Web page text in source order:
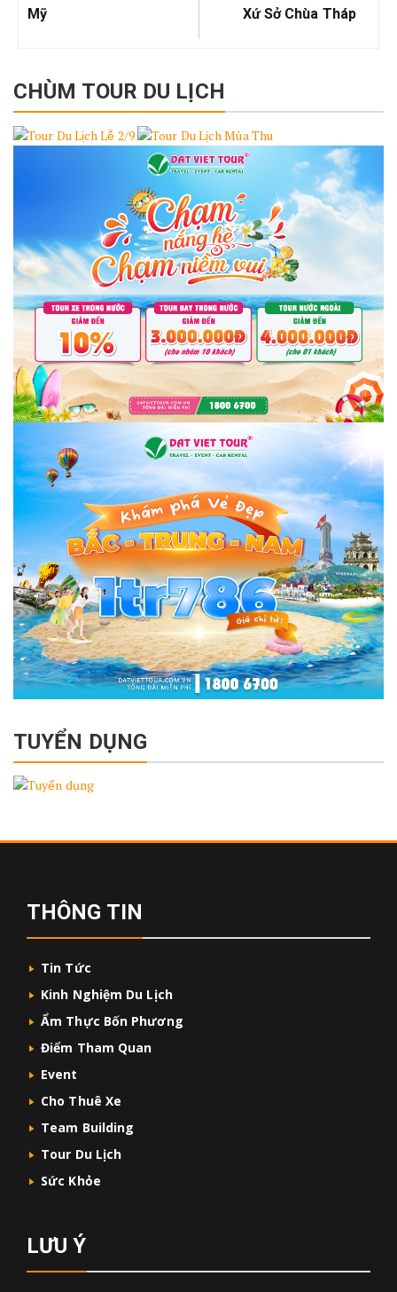
Mỹ
Xứ Sở Chùa Tháp
CHÙM TOUR DU LỊCH
TUYỂN DỤNG
THÔNG TIN
Tin Tức
Kinh Nghiệm Du Lịch
Ẩm Thực Bốn Phương
Điểm Tham Quan
Event
Cho Thuê Xe
Team Building
Tour Du Lịch
Sức Khỏe
LƯU Ý